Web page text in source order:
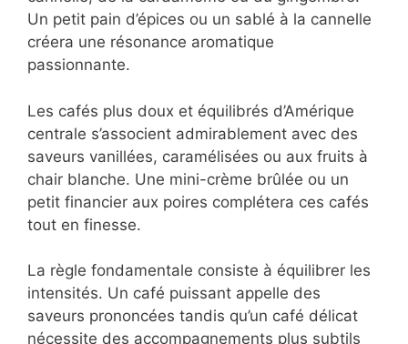
Un mini-brownie ou un cannelé formera un
duo harmonieux avec ces cafés.
arabicas d’Indonésie se marient parfaitement
avec des mignardises incorporant de la
cannelle, de la cardamome ou du gingembre.
Un petit pain d’épices ou un sablé à la
cannelle créera une résonance aromatique
passionnante.
Les cafés plus doux et équilibrés d’Amérique
centrale s’associent admirablement avec des
saveurs vanillées, caramélisées ou aux fruits
à chair blanche. Une mini-crème brûlée ou un